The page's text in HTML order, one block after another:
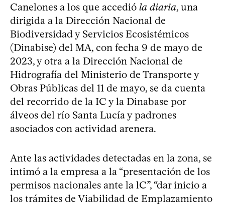
Canelones a los que accedió la diaria, una
dirigida a la Dirección Nacional de
Biodiversidad y Servicios Ecosistémicos
(Dinabise) del MA, con fecha 9 de mayo de
2023, y otra a la Dirección Nacional de
Hidrografía del Ministerio de Transporte y
Obras Públicas del 11 de mayo, se da cuenta
del recorrido de la IC y la Dinabase por
álveos del río Santa Lucía y padrones
asociados con actividad arenera.
Ante las actividades detectadas en la zona, se
intimó a la empresa a la “presentación de los
permisos nacionales ante la lC”, “dar inicio a
los trámites de Viabilidad de Emplazamiento